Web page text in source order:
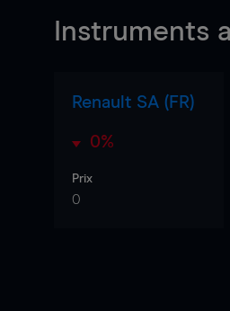
Instruments
Renault SA (FR)
0%
Prix
0